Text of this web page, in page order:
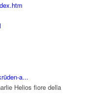
a...
Helios fiore della